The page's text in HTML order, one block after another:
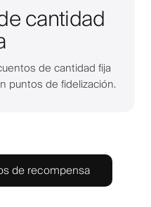
cantidad
de cantidad fija
puntos de fidelización.
de recompensa